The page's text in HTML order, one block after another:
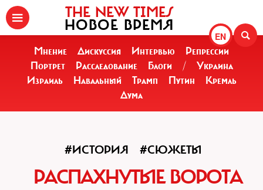
EN
THE NEW TIMES
НОВОЕ ВРЕМЯ
Мнение Дискуссия Интервью
Репрессии
Портрет
Расследование Блоги /
Украина
Израиль
Навальный Трамп Путин
Кремль
Дума
#ИСТОРИЯ #СЮЖЕТЫ
РАСПАХНУТЫЕ ВОРОТА